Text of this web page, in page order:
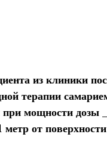
из клиники
терапии
при мощности дозы
метр от